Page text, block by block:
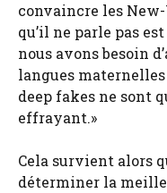
convaincre les
qu’il ne parle pas
nous avons besoin
langues
deep fakes ne sont
effrayant.»
Cela survient alors
déterminer la